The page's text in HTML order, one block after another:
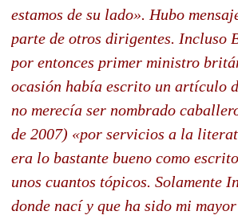
estamos de su lado». Hubo
parte de otros dirigentes. Incluso
por entonces primer ministro
ocasión había escrito un artículo
no merecía ser nombrado
de 2007) «por servicios a la
era lo bastante bueno como
unos cuantos tópicos. Solamente
donde nací y que ha sido mi